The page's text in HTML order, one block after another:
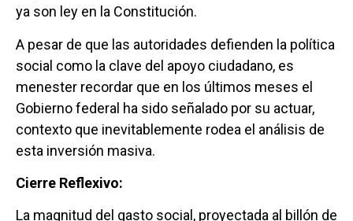
ya son ley en la Constitución.
A pesar de que las autoridades defienden la política
social como la clave del apoyo ciudadano, es
menester recordar que en los últimos meses el
Gobierno federal ha sido señalado por su actuar,
contexto que inevitablemente rodea el análisis de
esta inversión masiva.
Cierre Reflexivo:
La magnitud del gasto social, proyectada al billón de